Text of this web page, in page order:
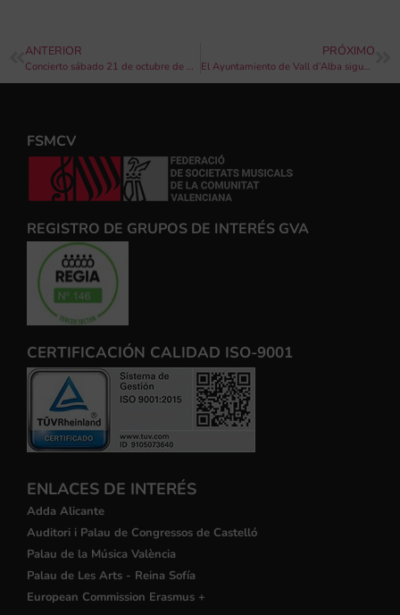
ANTERIOR
Concierto sábado 21 de octubre de 2023 en el Centro Cultural “El Teular” de la Sociedad Ateneu Musical de Cocentaina
PRÓXIMO
El Ayuntamiento de Vall d’Alba sigue impulsando la labor de la Asociación Musical Valldalbense y asume el coste del uniforme de sus 60 músicos
FSMCV
REGISTRO DE GRUPOS DE INTERÉS GVA
CERTIFICACIÓN CALIDAD ISO-9001
ENLACES DE INTERÉS
Adda Alicante
Auditori i Palau de Congressos de Castelló
Palau de la Música València
Palau de Les Arts - Reina Sofía
European Commission Erasmus +